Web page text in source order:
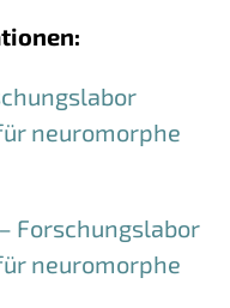
neuromorphe
Forschungslabor
neuromorphe